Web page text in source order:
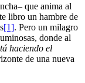
que anima al
libro un hambre de
[1]. Pero un milagro
donde al
haciendo el
de una nueva